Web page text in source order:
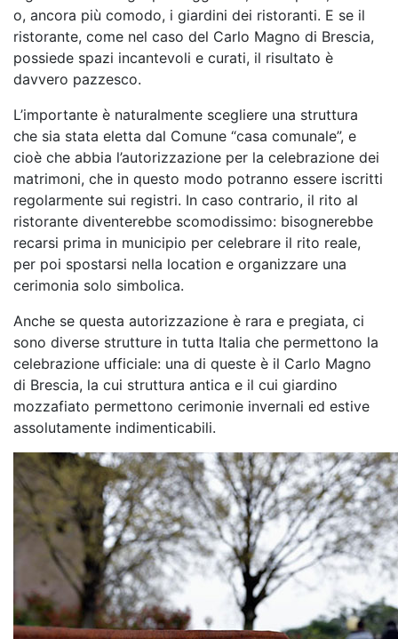
o, ancora più comodo, i giardini dei ristoranti. E se il
ristorante, come nel caso del Carlo Magno di Brescia,
possiede spazi incantevoli e curati, il risultato è
davvero pazzesco.
L’importante è naturalmente scegliere una struttura
che sia stata eletta dal Comune “casa comunale”, e
cioè che abbia l’autorizzazione per la celebrazione dei
matrimoni, che in questo modo potranno essere iscritti
regolarmente sui registri. In caso contrario, il rito al
ristorante diventerebbe scomodissimo: bisognerebbe
recarsi prima in municipio per celebrare il rito reale,
per poi spostarsi nella location e organizzare una
cerimonia solo simbolica.
Anche se questa autorizzazione è rara e pregiata, ci
sono diverse strutture in tutta Italia che permettono la
celebrazione ufficiale: una di queste è il Carlo Magno
di Brescia, la cui struttura antica e il cui giardino
mozzafiato permettono cerimonie invernali ed estive
assolutamente indimenticabili.